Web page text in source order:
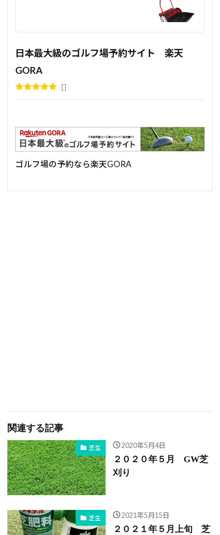
日本最大級のゴルフ場予約サイト 楽天
GORA
ゴルフ場の予約なら楽天GORA
関連する記事
芝生 2020年5月4日
２０２０年５月 GW芝
刈り
芝生 2021年5月15日
２０２１年５月上旬 芝